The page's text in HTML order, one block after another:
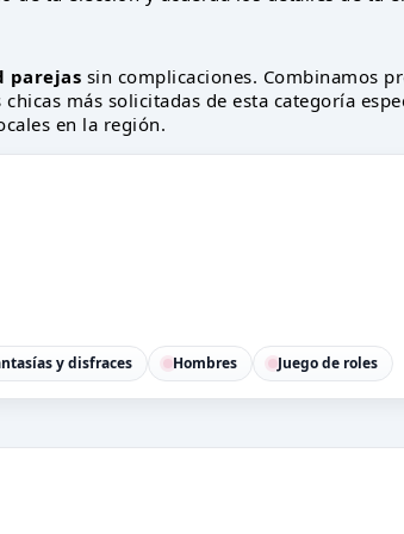
parejas sin complicaciones. Combinamos
más solicitadas de esta categoría
en la región.
y disfraces Hombres Juego de roles